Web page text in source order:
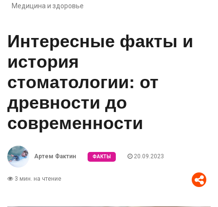
Медицина и здоровье
Интересные факты и
история
стоматологии: от
древности до
современности
Артем Фактин ФАКТЫ 20.09.2023
3 мин. на чтение